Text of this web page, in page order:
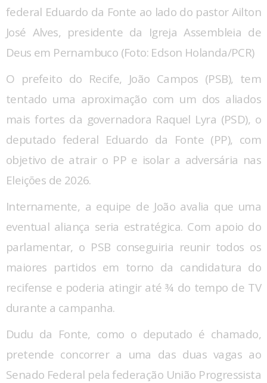
federal Eduardo da Fonte ao lado do pastor Ailton
José Alves, presidente da Igreja Assembleia de
Deus em Pernambuco (Foto: Edson Holanda/PCR)
O prefeito do Recife, João Campos (PSB), tem
tentado uma aproximação com um dos aliados
mais fortes da governadora Raquel Lyra (PSD), o
deputado federal Eduardo da Fonte (PP), com
objetivo de atrair o PP e isolar a adversária nas
Eleições de 2026.
Internamente, a equipe de João avalia que uma
eventual aliança seria estratégica. Com apoio do
parlamentar, o PSB conseguiria reunir todos os
maiores partidos em torno da candidatura do
recifense e poderia atingir até ¾ do tempo de TV
durante a campanha.
Dudu da Fonte, como o deputado é chamado,
pretende concorrer a uma das duas vagas ao
Senado Federal pela federação União Progressista